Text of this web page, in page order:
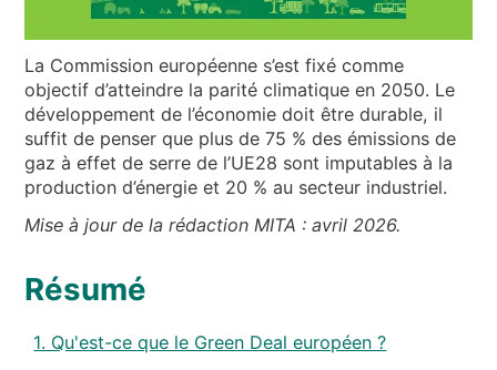
NOUVELLES ET ÉVÉNEMENTS
QUI SOMMES-NOUS
DÉVELOPPEMENT DURABLE
ARTICLES TECHNIQUES
AIRE RÉSERVÉE
FR EN IT DE PL
La Commission européenne s’est fixé comme
objectif d’atteindre la parité climatique en 2050. Le
développement de l’économie doit être durable, il
suffit de penser que plus de 75 % des émissions de
gaz à effet de serre de l’UE28 sont imputables à la
production d’énergie et 20 % au secteur industriel.
Mise à jour de la rédaction MITA : avril 2026.
Résumé
1. Qu'est-ce que le Green Deal européen ?